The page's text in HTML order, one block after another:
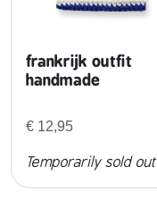
g
frankrijk outfit
handmade
€ 12,95
Temporarily sold out